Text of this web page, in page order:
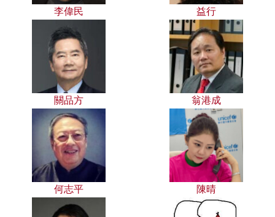
李偉民 益行
關品方 翁港成
何志平 陳晴